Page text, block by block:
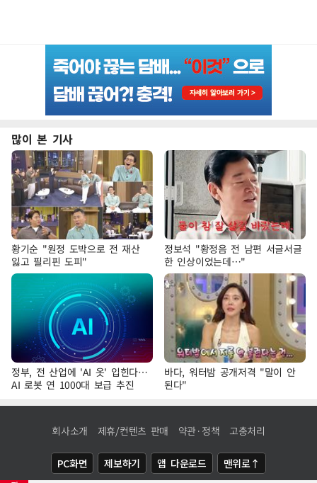
많이 본 기사
황기순 "원정 도박으로 전 재산
잃고 필리핀 도피"
정보석 "황정음 전 남편 서글서글
한 인상이었는데…"
정부, 전 산업에 'AI 옷' 입힌다…
AI 로봇 연 1000대 보급 추진
바다, 워터밤 공개저격 "말이 안
된다"
회사소개 제휴/컨텐츠 판매 약관·정책 고충처리
PC화면 제보하기 앱 다운로드 맨위로↑